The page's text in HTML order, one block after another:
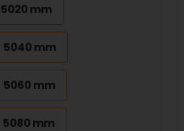
5020 mm
5040 mm
5060 mm
5080 mm